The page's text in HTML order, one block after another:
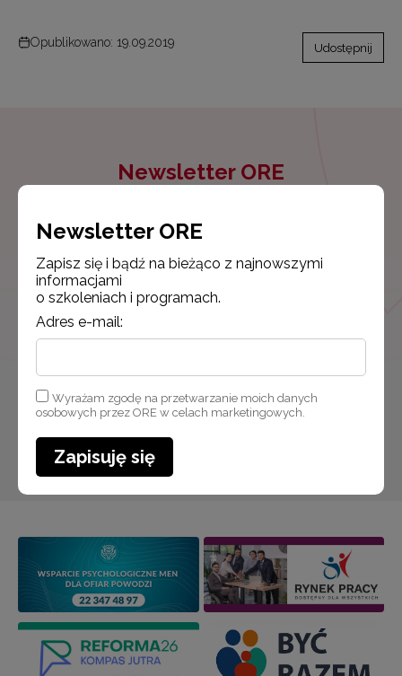
Opublikowano: 19.09.2019 Udostępnij
Newsletter ORE
informacjami
o szkoleniach i programach.
przez ORE w celach marketingowych.
Newsletter ORE
Zapisz się i bądź na bieżąco z najnowszymi
informacjami
o szkoleniach i programach.
Adres e-mail:
Wyrażam zgodę na przetwarzanie moich danych
osobowych przez ORE w celach marketingowych.
Zapisuję się